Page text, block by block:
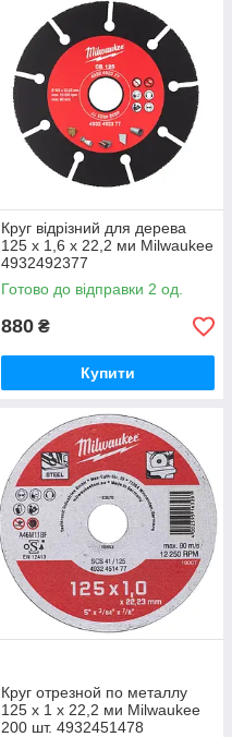
Круг відрізний для дерева
125 х 1,6 х 22,2 ми Milwaukee
4932492377
Готово до відправки 2 од.
880 ₴
Купити
Круг отрезной по металлу
125 х 1 х 22,2 ми Milwaukee
200 шт. 4932451478